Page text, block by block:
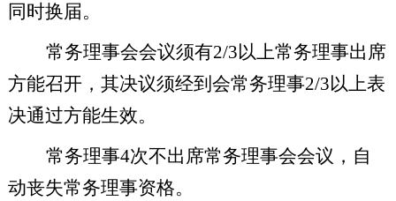
同时换届。
常务理事会会议须有2/3以上常务理事出席
方能召开，其决议须经到会常务理事2/3以上表
决通过方能生效。
常务理事4次不出席常务理事会会议，自
动丧失常务理事资格。